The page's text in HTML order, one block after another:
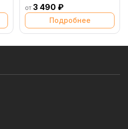
от 3 490 ₽
Подробнее